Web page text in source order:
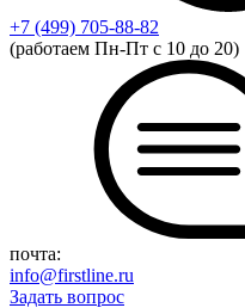
+7 (499) 705-88-82
(работаем Пн-Пт с 10 до 20)
почта:
info@firstline.ru
Задать вопрос